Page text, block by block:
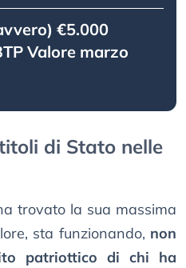
€5.000
Valore marzo
di Stato nelle
trovato la sua massima
sta funzionando, non
patriottico di chi ha